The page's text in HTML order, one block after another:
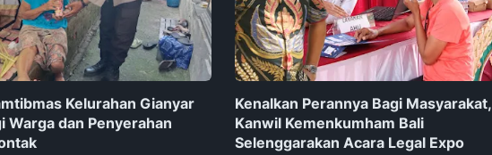
Kelurahan Gianyar
Warga dan Penyerahan
Kenalkan Perannya Bagi Masyarakat,
Kanwil Kemenkumham Bali
Selenggarakan Acara Legal Expo